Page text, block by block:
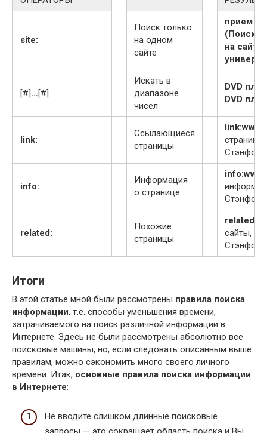
site:
Поиск только
на одном
сайте
прием
(Поиск
на
[#]…[#]
Искать в
диапазоне
чисел
DVD
DVD
link:
Ссылающиеся
страницы
info:
Информация
о странице
related:
Похожие
страницы
сайты,
Итоги
В этой статье мной были рассмотрены правила поиска
информации, т.е. способы уменьшения времени,
затрачиваемого на поиск различной информации в
Интернете. Здесь не были рассмотрены абсолютно все
поисковые машины, но, если следовать описанным выше
правилам, можно сэкономить много своего личного
времени. Итак, основные правила поиска информации
в Интернете:
Не вводите слишком длинные поисковые